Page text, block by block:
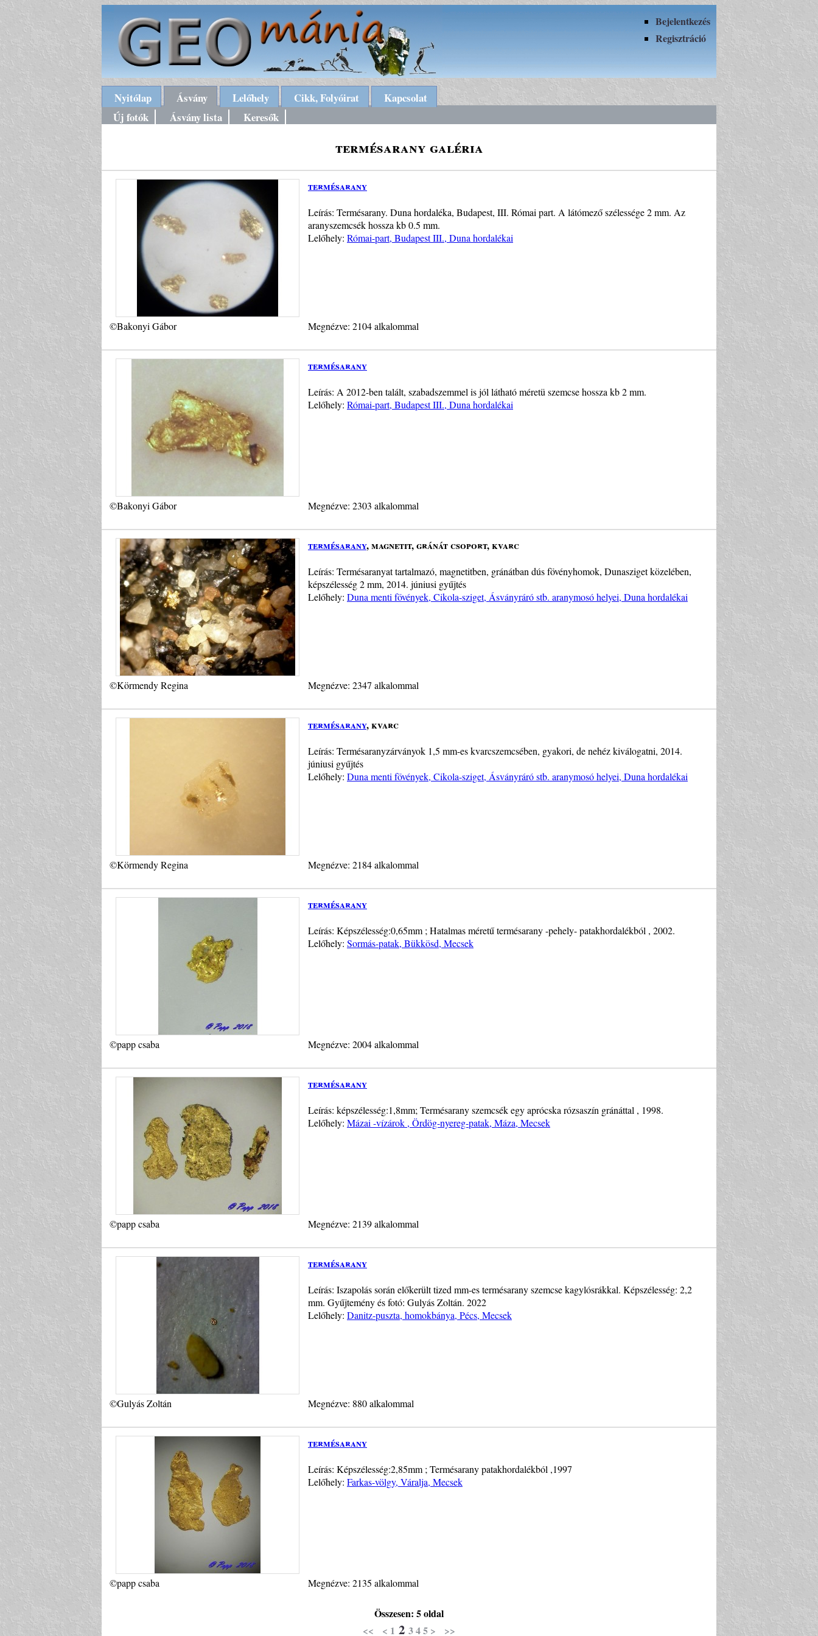
Bejelentkezés
Regisztráció
Nyitólap Ásvány Lelőhely Cikk, Folyóirat
Kapcsolat
Új fotók
Ásvány lista Keresők
termésarany galéria
termésarany
Leírás: Termésarany. Duna hordaléka, Budapest, III. Római part. A látómező szélessége 2 mm. Az
aranyszemcsék hossza kb 0.5 mm.
Lelőhely: Római-part, Budapest III., Duna hordalékai
©Bakonyi Gábor Megnézve: 2104 alkalommal
termésarany
Leírás: A 2012-ben talált, szabadszemmel is jól látható méretü szemcse hossza kb 2 mm.
Lelőhely: Római-part, Budapest III., Duna hordalékai
©Bakonyi Gábor Megnézve: 2303 alkalommal
termésarany, magnetit, gránát csoport, kvarc
Leírás: Termésaranyat tartalmazó, magnetitben, gránátban dús fövényhomok, Dunasziget közelében,
képszélesség 2 mm, 2014. júniusi gyűjtés
Lelőhely: Duna menti fövények, Cikola-sziget, Ásványráró stb. aranymosó helyei, Duna hordalékai
©Körmendy Regina Megnézve: 2347 alkalommal
termésarany, kvarc
Leírás: Termésaranyzárványok 1,5 mm-es kvarcszemcsében, gyakori, de nehéz kiválogatni, 2014.
júniusi gyűjtés
Lelőhely: Duna menti fövények, Cikola-sziget, Ásványráró stb. aranymosó helyei, Duna hordalékai
©Körmendy Regina Megnézve: 2184 alkalommal
termésarany
Leírás: Képszélesség:0,65mm ; Hatalmas méretű termésarany -pehely- patakhordalékból , 2002.
Lelőhely: Sormás-patak, Bükkösd, Mecsek
©papp csaba Megnézve: 2004 alkalommal
termésarany
Leírás: képszélesség:1,8mm; Termésarany szemcsék egy aprócska rózsaszín gránáttal , 1998.
Lelőhely: Mázai -vízárok , Ördög-nyereg-patak, Máza, Mecsek
©papp csaba Megnézve: 2139 alkalommal
termésarany
Leírás: Iszapolás során előkerült tized mm-es termésarany szemcse kagylósrákkal. Képszélesség: 2,2
mm. Gyűjtemény és fotó: Gulyás Zoltán. 2022
Lelőhely: Danitz-puszta, homokbánya, Pécs, Mecsek
©Gulyás Zoltán Megnézve: 880 alkalommal
termésarany
Leírás: Képszélesség:2,85mm ; Termésarany patakhordalékból ,1997
Lelőhely: Farkas-völgy, Váralja, Mecsek
©papp csaba Megnézve: 2135 alkalommal
Összesen: 5 oldal
<<
< 1 2 345 > >>